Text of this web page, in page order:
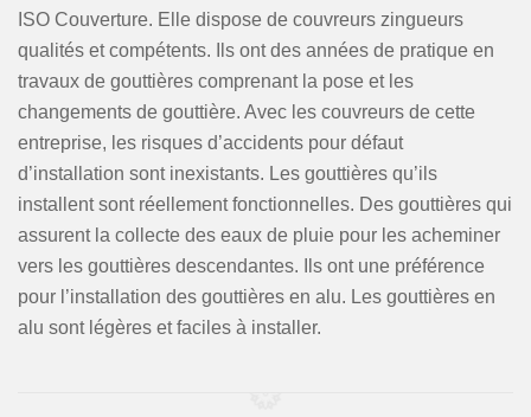
ISO Couverture. Elle dispose de couvreurs zingueurs
qualités et compétents. Ils ont des années de pratique en
travaux de gouttières comprenant la pose et les
changements de gouttière. Avec les couvreurs de cette
entreprise, les risques d’accidents pour défaut
d’installation sont inexistants. Les gouttières qu’ils
installent sont réellement fonctionnelles. Des gouttières qui
assurent la collecte des eaux de pluie pour les acheminer
vers les gouttières descendantes. Ils ont une préférence
pour l’installation des gouttières en alu. Les gouttières en
alu sont légères et faciles à installer.